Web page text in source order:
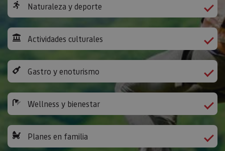
Naturaleza y deporte
Actividades culturales
Gastro y enoturismo
Wellness y bienestar
Planes en familia